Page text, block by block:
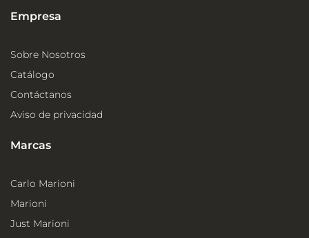
Empresa
Sobre Nosotros
Catálogo
Contáctanos
Aviso de privacidad
Marcas
Carlo Marioni
Marioni
Just Marioni